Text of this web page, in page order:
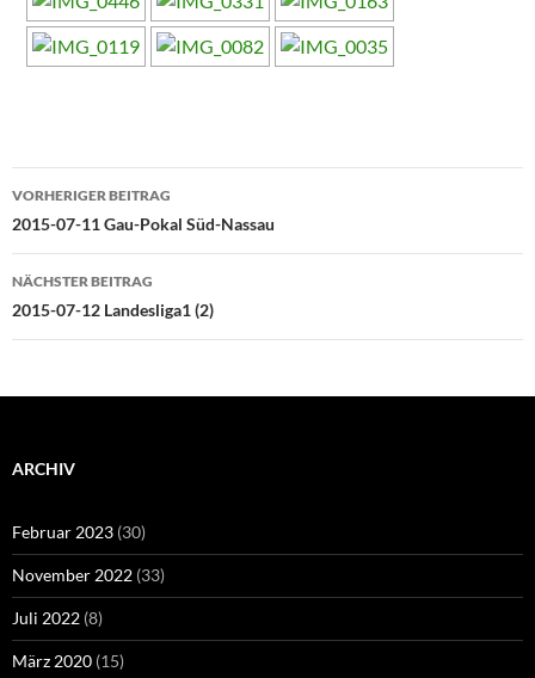
Beitragsnavigation
VORHERIGER BEITRAG
2015-07-11 Gau-Pokal Süd-Nassau
NÄCHSTER BEITRAG
2015-07-12 Landesliga1 (2)
ARCHIV
Februar 2023 (30)
November 2022 (33)
Juli 2022 (8)
März 2020 (15)